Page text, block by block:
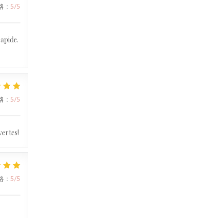
: 5/5
: 5/5
: 5/5